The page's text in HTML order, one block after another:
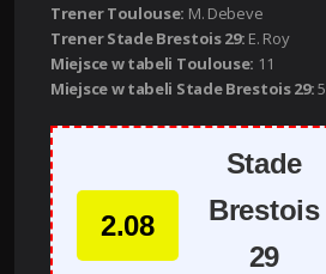
Trener Toulouse: M. Debeve
Trener Stade Brestois 29: E. Roy
Miejsce w tabeli Toulouse: 11
Miejsce w tabeli Stade Brestois 29:5
2.08
Stade
Brestois
29